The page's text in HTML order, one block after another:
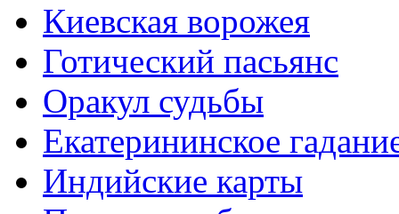
Киевская ворожея
Готический пасьянс
Оракул судьбы
Екатерининское
Индийские карты